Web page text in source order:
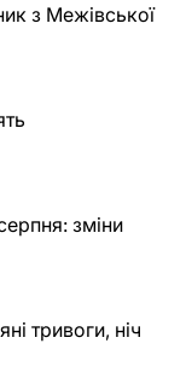
з Межівської
зміни
тривоги, ніч